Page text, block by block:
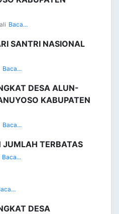
Baca...
SANTRI NASIONAL
Baca...
DESA ALUN-
KABUPATEN
Baca...
JUMLAH TERBATAS
Baca...
DESA